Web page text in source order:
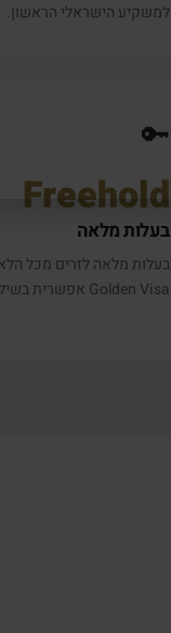
למשקיע הישראלי הראשון.
🔑
Freehold
בעלות מלאה
Golden Visa אפשרית בשילוב נכסים מעל 2M AED.